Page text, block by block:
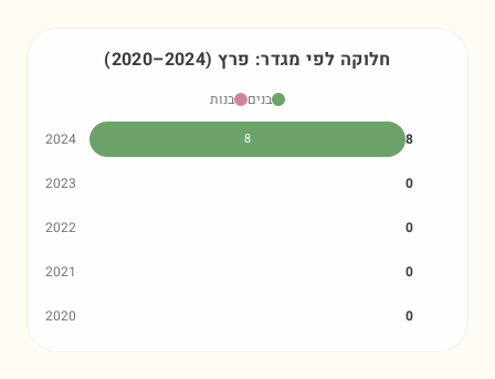
חלוקה לפי מגדר: פרץ (2020–2024)
בנים
בנות
2024
8 8
2023 0
2022 0
2021 0
2020 0